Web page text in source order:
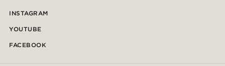
INSTAGRAM
YOUTUBE
FACEBOOK